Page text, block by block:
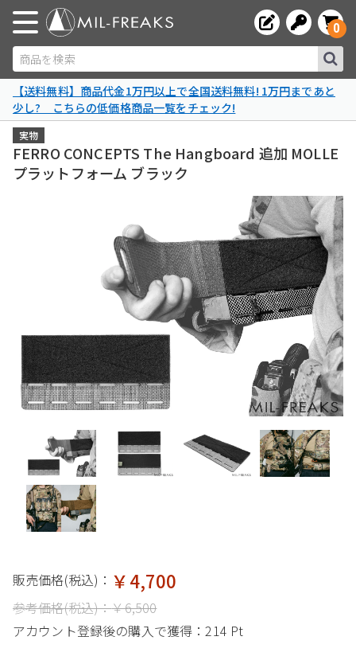
商品を検索
0
【送料無料】商品代金1万円以上で全国送料無料! 1万円まであと
少し? こちらの低価格商品一覧をチェック!
実物
FERRO CONCEPTS The Hangboard 追加 MOLLE
プラットフォーム ブラック
販売価格(税込)： ￥4,700
参考価格(税込)：￥6,500
アカウント登録後の購入で獲得：214 Pt